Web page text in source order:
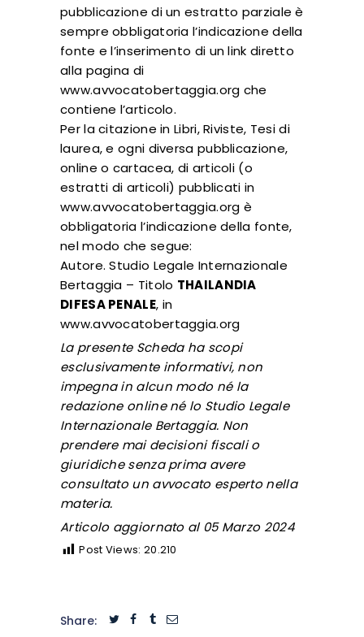
pubblicazione di un estratto parziale è
sempre obbligatoria l’indicazione della
fonte e l’inserimento di un link diretto
alla pagina di
www.avvocatobertaggia.org che
contiene l’articolo.
Per la citazione in Libri, Riviste, Tesi di
laurea, e ogni diversa pubblicazione,
online o cartacea, di articoli (o
estratti di articoli) pubblicati in
www.avvocatobertaggia.org è
obbligatoria l’indicazione della fonte,
nel modo che segue:
Autore. Studio Legale Internazionale
Bertaggia – Titolo THAILANDIA
DIFESA PENALE, in
www.avvocatobertaggia.org
La presente Scheda ha scopi
esclusivamente informativi, non
impegna in alcun modo né la
redazione online né lo Studio Legale
Internazionale Bertaggia. Non
prendere mai decisioni fiscali o
giuridiche senza prima avere
consultato un avvocato esperto nella
materia.
Articolo aggiornato al 05 Marzo 2024
Post Views: 20.210
Share: